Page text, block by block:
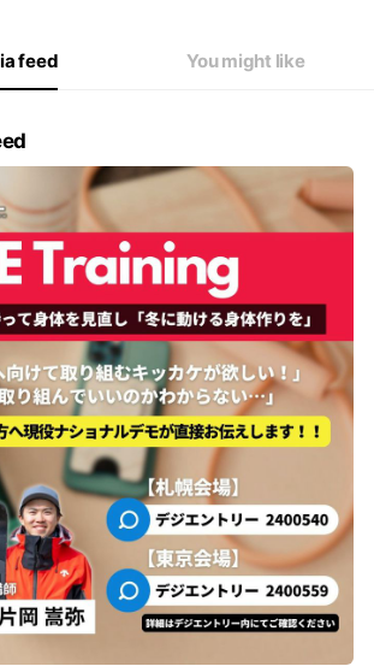
feed You might like